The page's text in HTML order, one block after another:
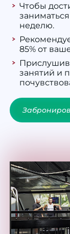
Чтобы
неделю.
85% от
занятий и